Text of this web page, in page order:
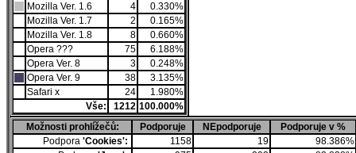
Mozilla Ver. 1.6
4
0.330%
Mozilla Ver. 1.7
2
0.165%
Mozilla Ver. 1.8
8
0.660%
Opera ???
75
6.188%
Opera Ver. 8
3
0.248%
Opera Ver. 9
38
3.135%
Safari x
24
1.980%
Vše:
1212 100.000%
Možnosti prohlížečů: Podporuje NEpodporuje
Podporuje v %
Podpora 'Cookies': 1158 19
98.386%